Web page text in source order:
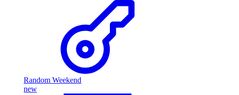
Random Weekend
new